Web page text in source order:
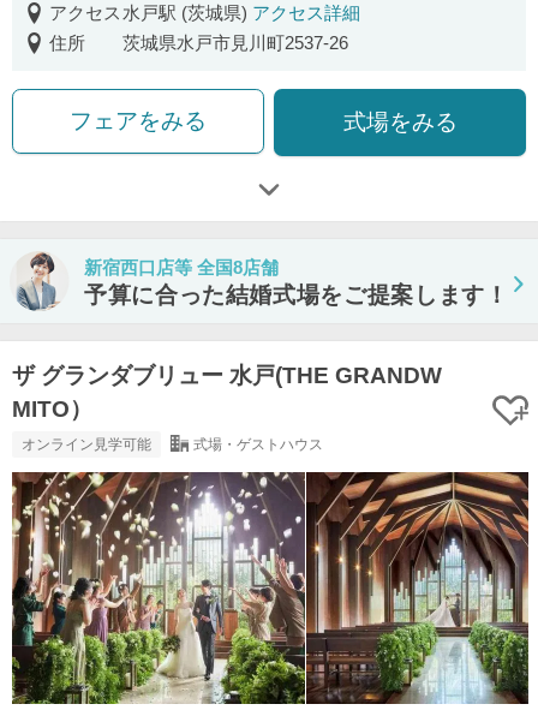
アクセス 水戸駅 (茨城県) アクセス詳細
住所
茨城県水戸市見川町2537-26
フェアをみる 式場をみる
新宿西口店等 全国8店舗
予算に合った結婚式場をご提案します！
ザ グランダブリュー 水戸(THE GRANDW
MITO）
オンライン見学可能 式場・ゲストハウス